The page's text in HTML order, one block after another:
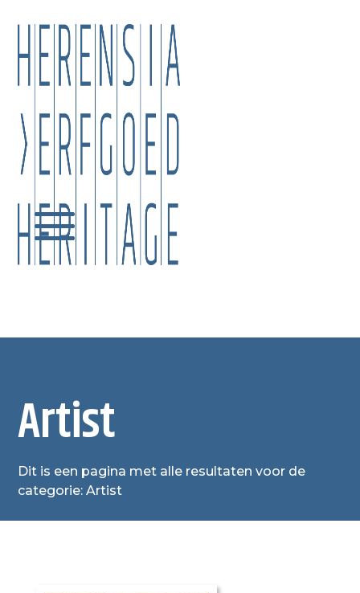
Artist
Dit is een pagina met alle resultaten voor de
categorie: Artist